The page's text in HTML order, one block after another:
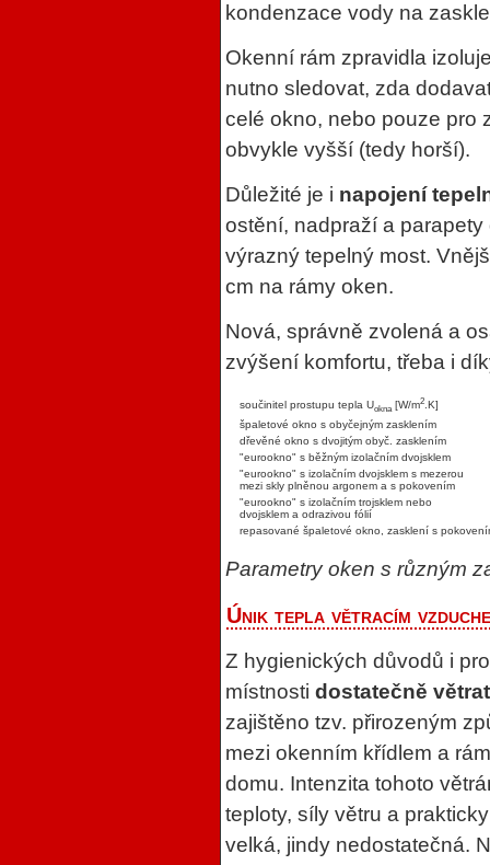
kondenzace vody na
Okenní rám zpravidla
nutno sledovat, zda
celé okno, nebo pouze pro
obvykle vyšší (tedy horší).
Důležité je i napojení
ostění, nadpraží a
výrazný tepelný most.
cm na rámy oken.
Nová, správně zvolená a
zvýšení komfortu, třeba i
součinitel prostupu tepla Uokna [W/m2.K]
špaletové okno s obyčejným zasklením
dřevěné okno s dvojitým obyč. zasklením
"eurookno" s běžným izolačním dvojsklem
"eurookno" s izolačním dvojsklem s mezerou
mezi skly plněnou argonem a s pokovením
"eurookno" s izolačním trojsklem nebo
dvojsklem a odrazivou fólií
repasované špaletové okno, zasklení s
Parametry oken s různým
Únik tepla větracím
Z hygienických důvodů i
místnostidostatečně větrat
zajištěno tzv. přirozeným
mezi okenním křídlem a
domu. Intenzita tohoto
teploty, síly větru a
velká, jindy nedostatečná.